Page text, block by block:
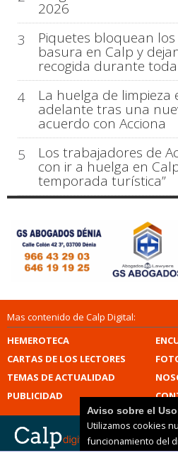
2026
3
Piquetes bloquean
basura en Calp y
recogida durante
4
La huelga de limpieza
adelante tras una
acuerdo con Acciona
5
Los trabajadores de
con ir a huelga en
temporada turística”
Mas contenido de Calp Digital:
HEMEROTECA
CARTAS DE LOS LECTORES
TEMAS DE ACTUALIDAD
PUBLICIDAD
Aviso sobre el
Utilizamos cookies
funcionamiento del